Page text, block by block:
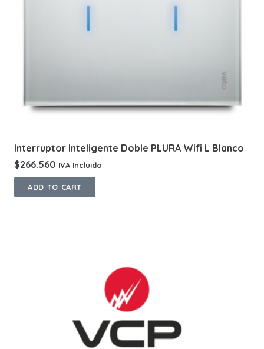
Interruptor Inteligente Doble PLURA Wifi L Blanco
$266.560 IVA Incluido
ADD TO CART